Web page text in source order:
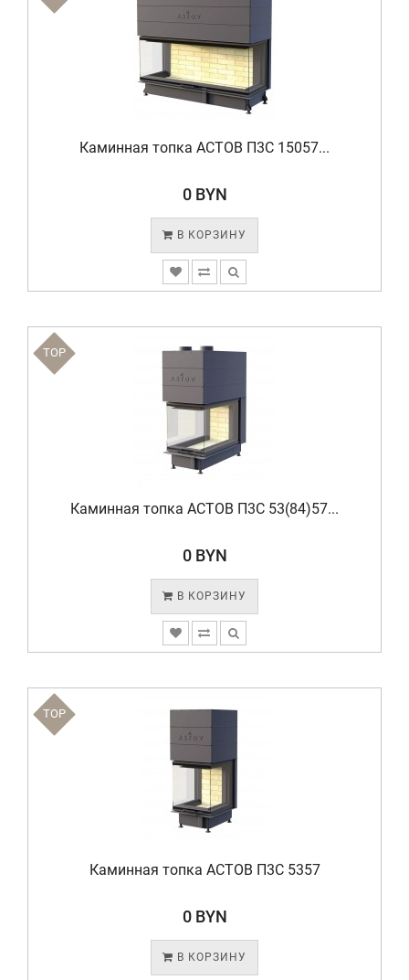
Каминная топка АСТОВ П3С 15057...
0 BYN
В КОРЗИНУ
TOP
Каминная топка АСТОВ П3С 53(84)57...
0 BYN
В КОРЗИНУ
TOP
Каминная топка АСТОВ П3С 5357
0 BYN
В КОРЗИНУ